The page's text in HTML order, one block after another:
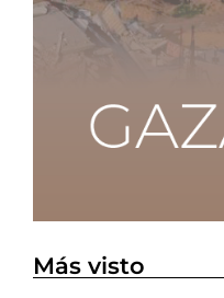
Más visto